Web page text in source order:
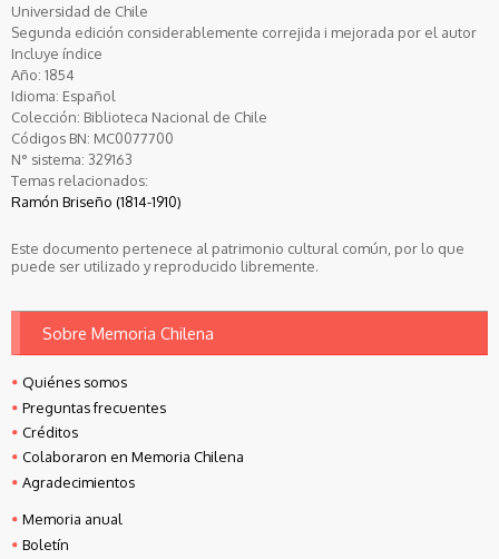
Universidad de Chile
Segunda edición considerablemente correjida i mejorada por el autor
Incluye índice
Año: 1854
Idioma: Español
Colección: Biblioteca Nacional de Chile
Códigos BN: MC0077700
N° sistema: 329163
Temas relacionados:
Ramón Briseño (1814-1910)
Este documento pertenece al patrimonio cultural común, por lo que
puede ser utilizado y reproducido libremente.
Sobre Memoria Chilena
Quiénes somos
Preguntas frecuentes
Créditos
Colaboraron en Memoria Chilena
Agradecimientos
Memoria anual
Boletín